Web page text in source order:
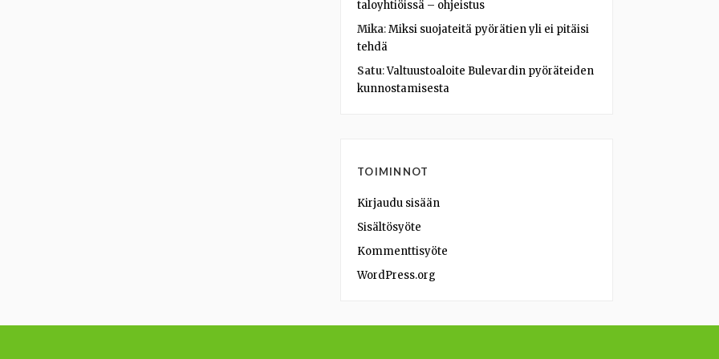
taloyhtiöissä – ohjeistus
Mika:Miksi suojateitä pyörätien yli ei pitäisi
tehdä
Satu:Valtuustoaloite Bulevardin pyöräteiden
kunnostamisesta
TOIMINNOT
Kirjaudu sisään
Sisältösyöte
Kommenttisyöte
WordPress.org